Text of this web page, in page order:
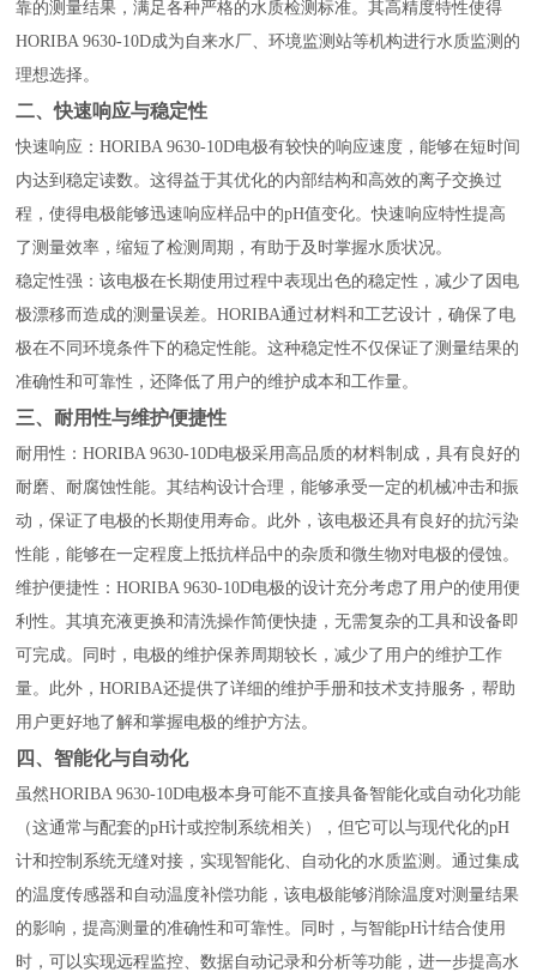
靠的测量结果，满足各种严格的水质检测标准。其高精度特性使得
HORIBA 9630-10D成为自来水厂、环境监测站等机构进行水质监测的
理想选择。
二、快速响应与稳定性
快速响应：HORIBA 9630-10D电极有较快的响应速度，能够在短时间
内达到稳定读数。这得益于其优化的内部结构和高效的离子交换过
程，使得电极能够迅速响应样品中的pH值变化。快速响应特性提高
了测量效率，缩短了检测周期，有助于及时掌握水质状况。
稳定性强：该电极在长期使用过程中表现出色的稳定性，减少了因电
极漂移而造成的测量误差。HORIBA通过材料和工艺设计，确保了电
极在不同环境条件下的稳定性能。这种稳定性不仅保证了测量结果的
准确性和可靠性，还降低了用户的维护成本和工作量。
三、耐用性与维护便捷性
耐用性：HORIBA 9630-10D电极采用高品质的材料制成，具有良好的
耐磨、耐腐蚀性能。其结构设计合理，能够承受一定的机械冲击和振
动，保证了电极的长期使用寿命。此外，该电极还具有良好的抗污染
性能，能够在一定程度上抵抗样品中的杂质和微生物对电极的侵蚀。
维护便捷性：HORIBA 9630-10D电极的设计充分考虑了用户的使用便
利性。其填充液更换和清洗操作简便快捷，无需复杂的工具和设备即
可完成。同时，电极的维护保养周期较长，减少了用户的维护工作
量。此外，HORIBA还提供了详细的维护手册和技术支持服务，帮助
用户更好地了解和掌握电极的维护方法。
四、智能化与自动化
虽然HORIBA 9630-10D电极本身可能不直接具备智能化或自动化功能
（这通常与配套的pH计或控制系统相关），但它可以与现代化的pH
计和控制系统无缝对接，实现智能化、自动化的水质监测。通过集成
的温度传感器和自动温度补偿功能，该电极能够消除温度对测量结果
的影响，提高测量的准确性和可靠性。同时，与智能pH计结合使用
时，可以实现远程监控、数据自动记录和分析等功能，进一步提高水